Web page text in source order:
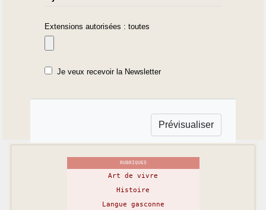
Extensions autorisées : toutes
Je veux recevoir la Newsletter
RUBRIQUES
Art de vivre
Histoire
Langue gasconne